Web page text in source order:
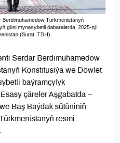
Türkmenistanyň
güni mynasybetli dabaralarda, 2025-nji
(Surat: TDH)
Serdar Berdimuhamedow
Konstitusiýa we Döwlet
baýramçylyk
çäreler Aşgabatda –
Baş Baýdak sütüniniň
resmi